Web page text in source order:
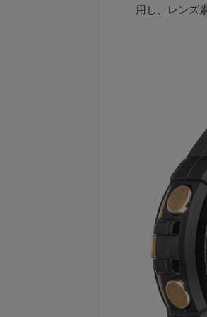
用し、レンズ